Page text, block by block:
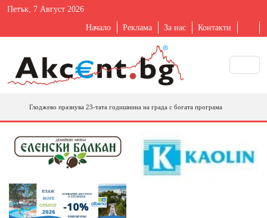
Петък, 7 Август 2026
Начало Реклама За нас Контакти
Глоджево празнува 23-тата годишнина на града с богата програма